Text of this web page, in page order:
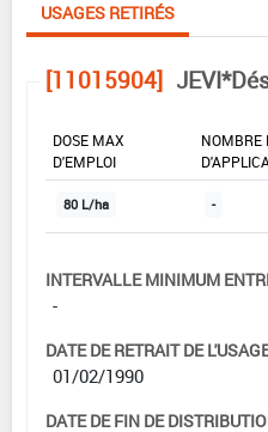
USAGES RETIRÉS
[11015904]
DOSE MAX
D'EMPLOI
NOMBRE
80 L/ha -
INTERVALLE MINIMUM
-
DATE DE RETRAIT DE
01/02/1990
DATE DE FIN DE